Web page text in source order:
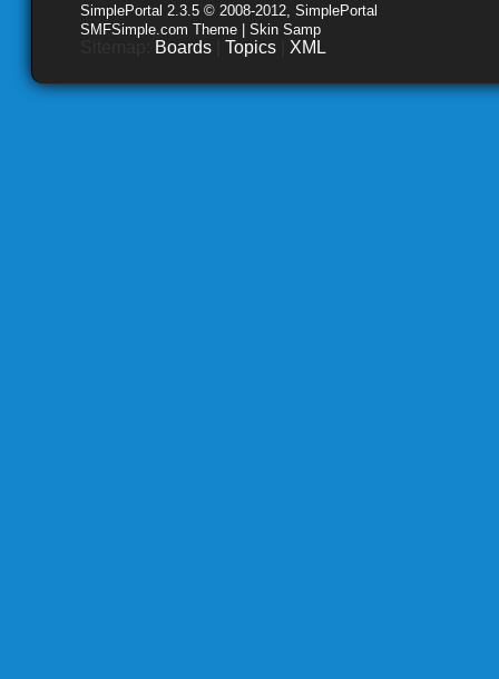
SimplePortal 2.3.5 © 2008-2012, SimplePortal
SMFSimple.com Theme | Skin Samp
Boards Topics XML